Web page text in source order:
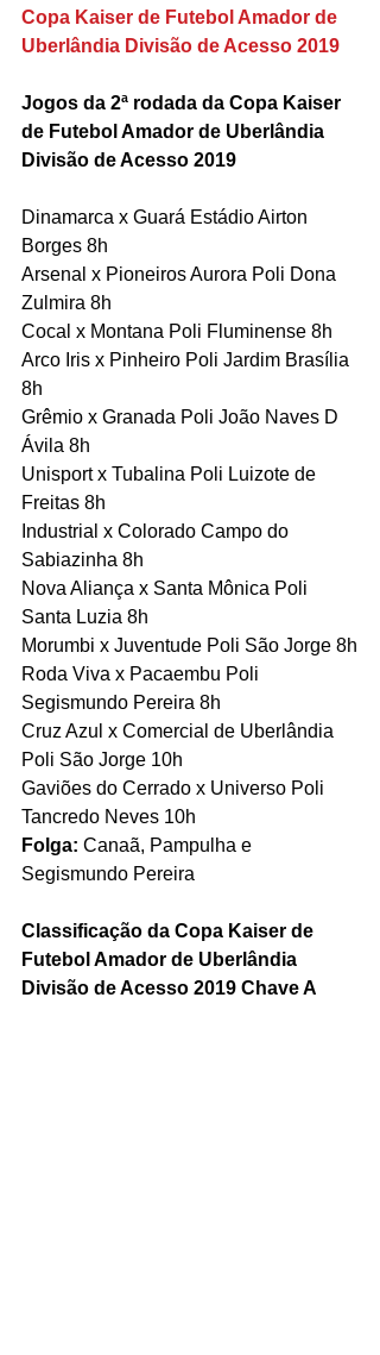
Copa Kaiser de Futebol Amador de
Uberlândia Divisão de Acesso 2019
Jogos da 2ª rodada da Copa Kaiser
de Futebol Amador de Uberlândia
Divisão de Acesso 2019
Dinamarca x Guará Estádio Airton
Borges 8h
Arsenal x Pioneiros Aurora Poli Dona
Zulmira 8h
Cocal x Montana Poli Fluminense 8h
Arco Iris x Pinheiro Poli Jardim Brasília
8h
Grêmio x Granada Poli João Naves D
Ávila 8h
Unisport x Tubalina Poli Luizote de
Freitas 8h
Industrial x Colorado Campo do
Sabiazinha 8h
Nova Aliança x Santa Mônica Poli
Santa Luzia 8h
Morumbi x Juventude Poli São Jorge 8h
Roda Viva x Pacaembu Poli
Segismundo Pereira 8h
Cruz Azul x Comercial de Uberlândia
Poli São Jorge 10h
Gaviões do Cerrado x Universo Poli
Tancredo Neves 10h
Folga: Canaã, Pampulha e
Segismundo Pereira
Classificação da Copa Kaiser de
Futebol Amador de Uberlândia
Divisão de Acesso 2019 Chave A